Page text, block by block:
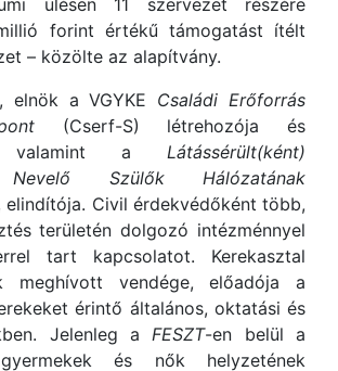
ülésen 11 szervezet részére
forint értékű támogatást ítélt
– közölte az alapítvány.
elnök a VGYKE Családi Erőforrás
(Cserf-S) létrehozója és
valamint a Látássérült(ként)
Nevelő Szülők Hálózatának
elindítója. Civil érdekvédőként több,
területén dolgozó intézménnyel
tart kapcsolatot. Kerekasztal
meghívott vendége, előadója a
érintő általános, oktatási és
Jelenleg aFESZT-en belül a
és nők helyzetének